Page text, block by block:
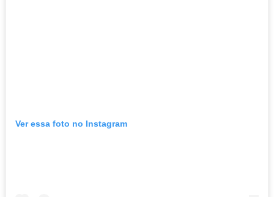
Ver essa foto no Instagram